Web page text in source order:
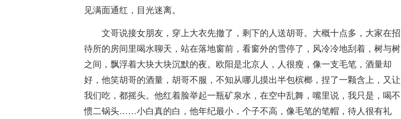
见满面通红，目光迷离。
文哥说接女朋友，穿上大衣先撤了，剩下的人送胡哥。大概十点多，大家在招
待所的房间里喝水聊天，站在落地窗前，看窗外的雪停了，风冷冷地刮着，树与树
之间，飘浮着大块大块沉默的夜。欧阳是北京人，人很瘦，像一支毛笔，酒量却
好，他笑胡哥的酒量，胡哥不服，不知从哪儿摸出半包槟榔，捏了一颗含上，又让
我们吃，都摇头。他红着脸举起一瓶矿泉水，在空中乱舞，嘴里说，我只是，喝不
惯二锅头……小白真的白，他年纪最小，个子不高，像毛笔的笔帽，待人很有礼